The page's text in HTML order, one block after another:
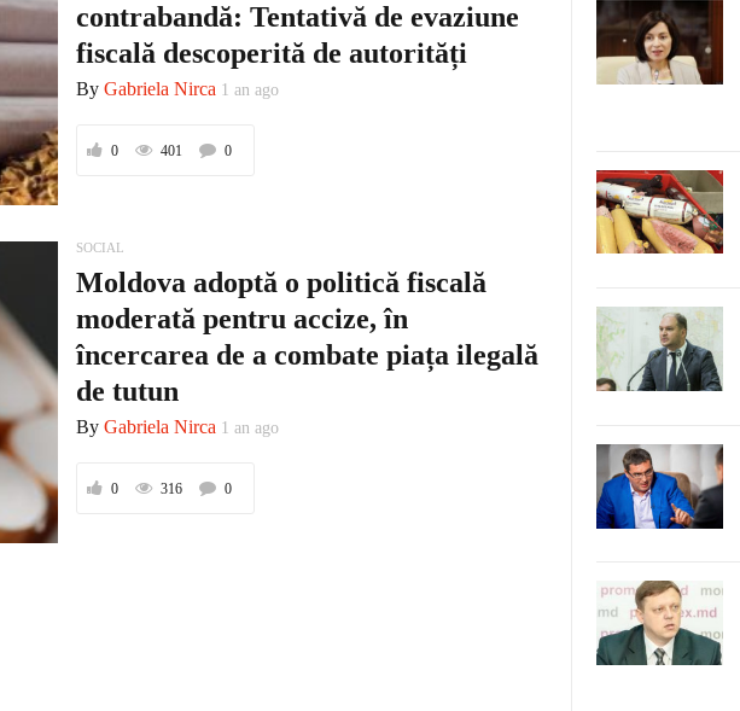
contrabandă: Tentativă de evaziune
fiscală descoperită de autorități
By Gabriela Nirca 1 an ago
0 401 0
SOCIAL
Moldova adoptă o politică fiscală
moderată pentru accize, în
încercarea de a combate piața ilegală
de tutun
By Gabriela Nirca 1 an ago
0 316 0